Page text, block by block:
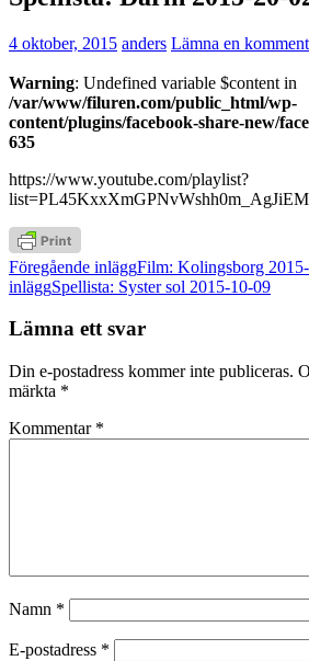
4 oktober, 2015 anders Lämna en
Warning: Undefined variable $content in
/var/www/filuren.com/public_html/wp-
content/plugins/facebook-share-new/
635
https://www.youtube.com/playlist?
Inläggsnavigering
Föregående inläggFilm: Kolingsborg
inläggSpellista: Syster sol 2015-10-09
Lämna ett svar
Din e-postadress kommer inte publiceras.
märkta *
Kommentar *
Namn *
E-postadress *